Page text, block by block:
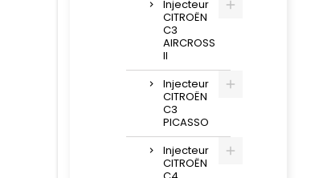
Injecteur
CITROËN
C3
AIRCROSS
II
Injecteur
CITROËN
C3
PICASSO
Injecteur
CITROËN